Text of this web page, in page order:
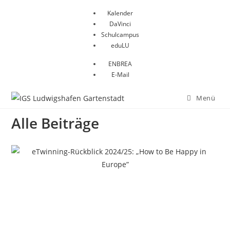
Kalender
DaVinci
Schulcampus
eduLU
ENBREA
E-Mail
Menü
Alle Beiträge